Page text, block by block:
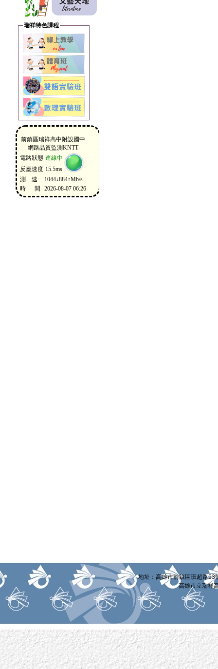
瑞祥特色課程
::: 地址：高雄市前鎮區班超路
高雄市立瑞祥